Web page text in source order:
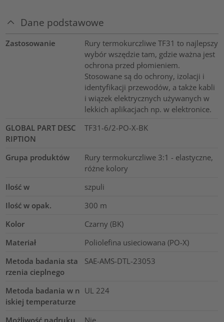
Dane podstawowe
Zastosowanie
Rury termokurczliwe TF31 to najlepszy
wybór wszędzie tam, gdzie ważna jest
ochrona przed płomieniem.
Stosowane są do ochrony, izolacji i
identyfikacji przewodów, a także kabli
i wiązek elektrycznych używanych w
lekkich aplikacjach np. w elektronice.
GLOBAL PART DESC
RIPTION
TF31-6/2-PO-X-BK
Grupa produktów
Rury termokurczliwe 3:1 - elastyczne,
różne kolory
Ilość w
szpuli
Ilość w opak.
300 m
Kolor
Czarny (BK)
Materiał
Poliolefina usieciowana (PO-X)
Metoda badania sta
rzenia cieplnego
SAE-AMS-DTL-23053
Metoda badania w n
iskiej temperaturze
UL 224